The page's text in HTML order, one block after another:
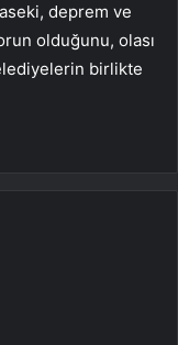
deprem ve
olduğunu, olası
birlikte